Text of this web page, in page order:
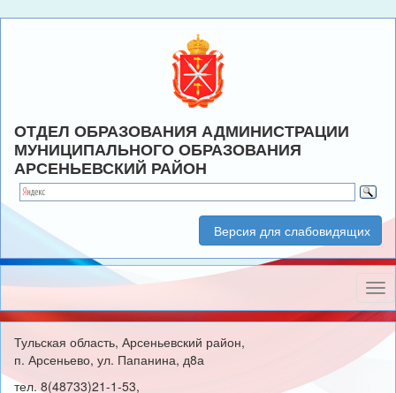
ОТДЕЛ ОБРАЗОВАНИЯ АДМИНИСТРАЦИИ
МУНИЦИПАЛЬНОГО ОБРАЗОВАНИЯ
АРСЕНЬЕВСКИЙ РАЙОН
Версия для слабовидящих
Тульская область, Арсеньевский район,
п. Арсеньево, ул. Папанина, д8а
тел. 8(48733)21-1-53,